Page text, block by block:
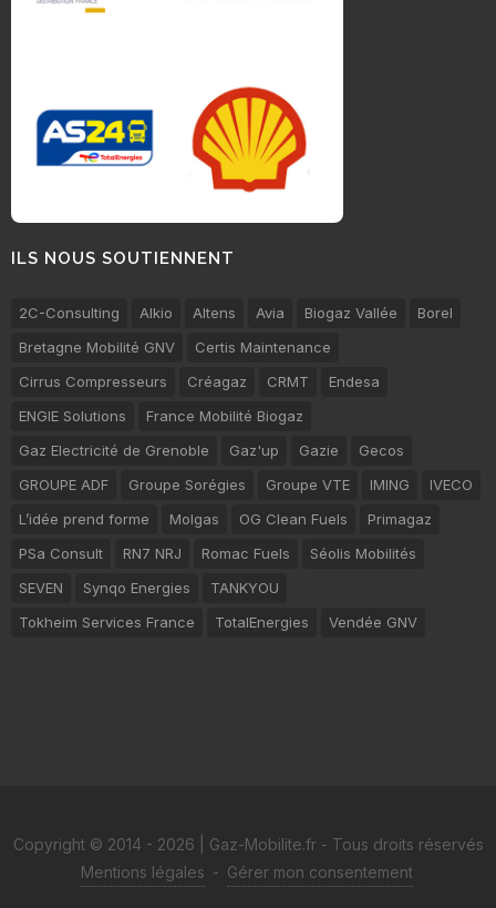
ILS NOUS SOUTIENNENT
2C-Consulting Alkio Altens Avia Biogaz Vallée
Borel
Bretagne Mobilité GNV
Certis Maintenance
Cirrus Compresseurs
Créagaz CRMT
Endesa
ENGIE Solutions
France Mobilité Biogaz
Gaz Electricité de Grenoble
Gaz'up Gazie
Gecos
GROUPE ADF
Groupe Sorégies Groupe VTE IMING
IVECO
L’idée prend forme
Molgas OG Clean Fuels
Primagaz
PSa Consult
RN7 NRJ Romac Fuels
Séolis Mobilités
SEVEN
Synqo Energies
TANKYOU
Tokheim Services France
TotalEnergies Vendée GNV
Copyright © 2014 - 2026 | Gaz-Mobilite.fr - Tous droits réservés
Mentions légales - Gérer mon consentement